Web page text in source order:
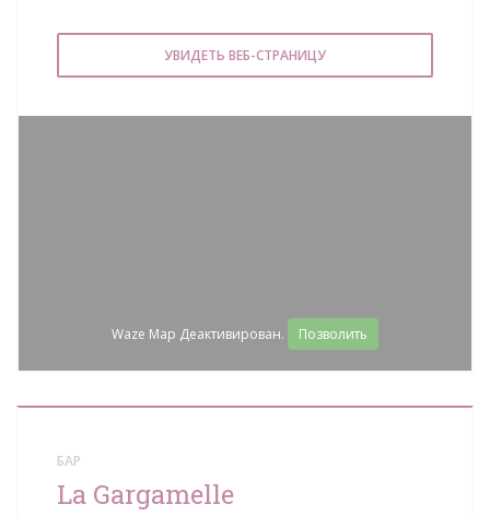
УВИДЕТЬ ВЕБ-СТРАНИЦУ
Waze Map Деактивирован. Позволить
БАР
La Gargamelle